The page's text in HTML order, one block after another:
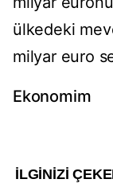
ülkedeki
milyar euro
Ekonomim